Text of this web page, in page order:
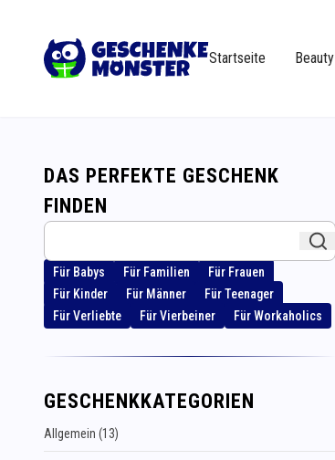
Startseite Beauty
DAS PERFEKTE GESCHENK
FINDEN
Für Babys Für Familien
Für Frauen
Für Kinder
Für Männer
Für Teenager
Für Verliebte
Für Vierbeiner Für Workaholics
GESCHENKKATEGORIEN
Allgemein (13)